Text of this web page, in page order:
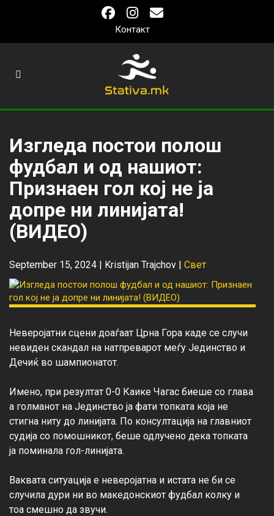
Контакт
Изгледа постои полош
фудбал и од нашиот:
Признаен гол кој не ја
допре ни линијата!
(ВИДЕО)
September 15, 2024 | Kristijan Trajchov | Свет
Неверојатни сцени доаѓаат Црна Гора каде се случи
невиден скандал на натпреварот меѓу Јединство и
Дечиќ во шампионатот.
Имено, при резултат 0-0 Каике Чагас биеше со глава
а голманот на Јединство ја фати топката која не
стигна ниту до линијата. По консултација на главниот
судија со помошникот, беше одлучено дека топката
ја поминала гол-линијата.
Ваквата ситуација е неверојатна и истата не би се
случила дури ни во македонскиот фудбал колку и